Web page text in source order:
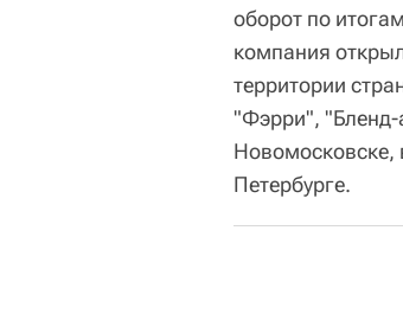
оборот по
компания
территории
"Фэрри", "Бленд-
Новомосковске,
Петербурге.